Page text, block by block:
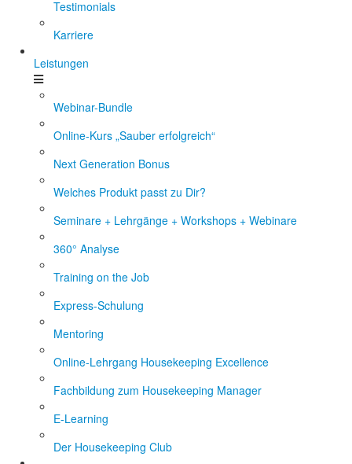
Testimonials
Karriere
Leistungen
Webinar-Bundle
Online-Kurs „Sauber erfolgreich“
Next Generation Bonus
Welches Produkt passt zu Dir?
Seminare + Lehrgänge + Workshops + Webinare
360° Analyse
Training on the Job
Express-Schulung
Mentoring
Online-Lehrgang Housekeeping Excellence
Fachbildung zum Housekeeping Manager
E-Learning
Der Housekeeping Club